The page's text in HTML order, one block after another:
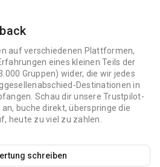
auf verschiedenen Plattformen,
eines kleinen Teils der
Gruppen) wider, die wir jedes
Destinationen in
Schau dir unsere Trustpilot-
buche direkt, überspringe die
heute zu viel zu zahlen.
schreiben